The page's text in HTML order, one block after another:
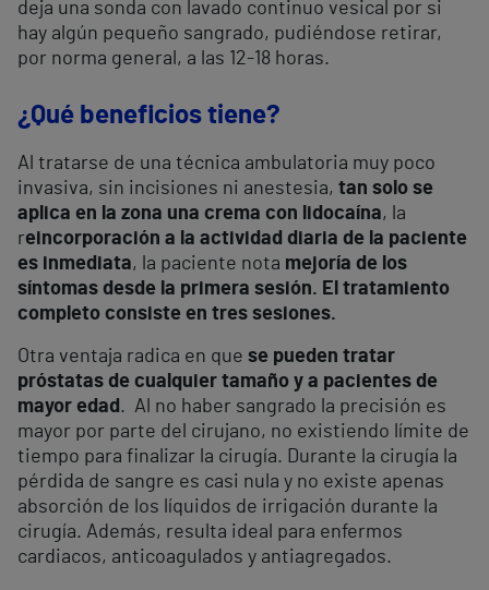
deja una sonda con lavado continuo vesical por si
hay algún pequeño sangrado, pudiéndose retirar,
por norma general, a las 12-18 horas.
¿Qué beneficios tiene?
Al tratarse de una técnica ambulatoria muy poco
invasiva, sin incisiones ni anestesia, tan solo se
aplica en la zona una crema con lidocaína, la
reincorporación a la actividad diaria de la paciente
es inmediata, la paciente nota mejoría de los
síntomas desde la primera sesión. El tratamiento
completo consiste en tres sesiones.
Otra ventaja radica en que se pueden tratar
próstatas de cualquier tamaño y a pacientes de
mayor edad . Al no haber sangrado la precisión es
mayor por parte del cirujano, no existiendo límite de
tiempo para finalizar la cirugía. Durante la cirugía la
pérdida de sangre es casi nula y no existe apenas
absorción de los líquidos de irrigación durante la
cirugía. Además, resulta ideal para enfermos
cardiacos, anticoagulados y antiagregados.